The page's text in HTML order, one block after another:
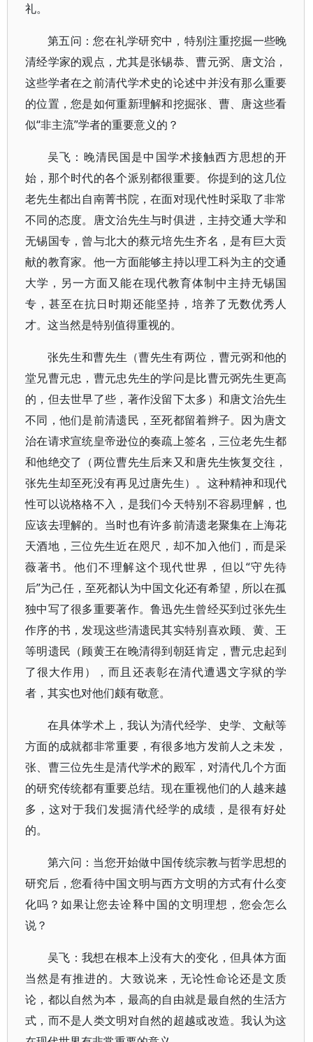
礼。
第五问：您在礼学研究中，特别注重挖掘一些晚
清经学家的观点，尤其是张锡恭、曹元弼、唐文治，
这些学者在之前清代学术史的论述中并没有那么重要
的位置，您是如何重新理解和挖掘张、曹、唐这些看
似“非主流”学者的重要意义的？
吴飞：晚清民国是中国学术接触西方思想的开
始，那个时代的各个派别都很重要。你提到的这几位
老先生都出自南菁书院，在面对现代性时采取了非常
不同的态度。唐文治先生与时俱进，主持交通大学和
无锡国专，曾与北大的蔡元培先生齐名，是有巨大贡
献的教育家。他一方面能够主持以理工科为主的交通
大学，另一方面又能在现代教育体制中主持无锡国
专，甚至在抗日时期还能坚持，培养了无数优秀人
才。这当然是特别值得重视的。
张先生和曹先生（曹先生有两位，曹元弼和他的
堂兄曹元忠，曹元忠先生的学问是比曹元弼先生更高
的，但去世早了些，著作没留下太多）和唐文治先生
不同，他们是前清遗民，至死都留着辫子。因为唐文
治在请求宣统皇帝逊位的奏疏上签名，三位老先生都
和他绝交了（两位曹先生后来又和唐先生恢复交往，
张先生却至死没有再见过唐先生）。这种精神和现代
性可以说格格不入，是我们今天特别不容易理解，也
应该去理解的。当时也有许多前清遗老聚集在上海花
天酒地，三位先生近在咫尺，却不加入他们，而是采
薇著书。他们不理解这个现代世界，但以“守先待
后”为己任，至死都认为中国文化还有希望，所以在孤
独中写了很多重要著作。鲁迅先生曾经买到过张先生
作序的书，发现这些清遗民其实特别喜欢顾、黄、王
等明遗民（顾黄王在晚清得到朝廷肯定，曹元忠起到
了很大作用），而且还表彰在清代遭遇文字狱的学
者，其实也对他们颇有敬意。
在具体学术上，我认为清代经学、史学、文献等
方面的成就都非常重要，有很多地方发前人之未发，
张、曹三位先生是清代学术的殿军，对清代几个方面
的研究传统都有重要总结。现在重视他们的人越来越
多，这对于我们发掘清代经学的成绩，是很有好处
的。
第六问：当您开始做中国传统宗教与哲学思想的
研究后，您看待中国文明与西方文明的方式有什么变
化吗？如果让您去诠释中国的文明理想，您会怎么
说？
吴飞：我想在根本上没有大的变化，但具体方面
当然是有推进的。大致说来，无论性命论还是文质
论，都以自然为本，最高的自由就是最自然的生活方
式，而不是人类文明对自然的超越或改造。我认为这